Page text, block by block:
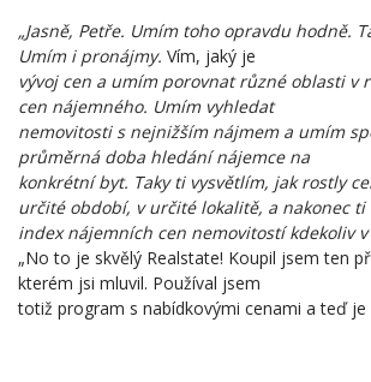
„Jasně, Petře. Umím toho opravdu hodně.
Umím i pronájmy. Vím, jaký je
vývoj cen a umím porovnat různé oblasti v
cen nájemného. Umím vyhledat
nemovitosti s nejnižším nájmem a umím
průměrná doba hledání nájemce na
konkrétní byt. Taky ti vysvětlím, jak rostly
určité období, v určité lokalitě, a nakonec ti
index nájemních cen nemovitostí kdekoliv
„No to je skvělý Realstate! Koupil jsem ten
kterém jsi mluvil. Používal jsem
totiž program s nabídkovými cenami a teď je